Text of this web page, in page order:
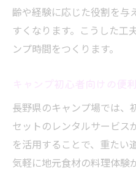
齢や経験に応じた役割を与
すくなります。こうした工
ンプ時間をつくります。
長野県のキャンプ場では、
セットのレンタルサービス
を活用することで、重たい
気軽に地元食材の料理体験